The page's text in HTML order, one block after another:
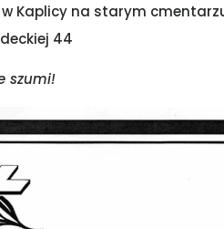
w Kaplicy na starym
44
szumi!